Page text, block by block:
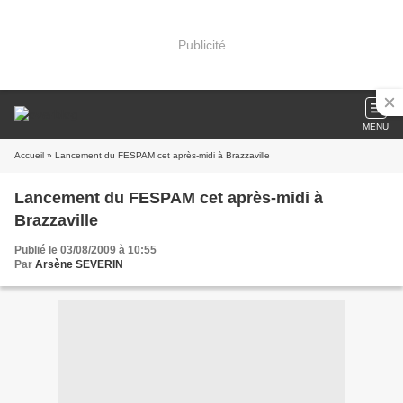
Publicité
MENU
Accueil » Lancement du FESPAM cet après-midi à Brazzaville
Lancement du FESPAM cet après-midi à
Brazzaville
Publié le 03/08/2009 à 10:55
Par Arsène SEVERIN